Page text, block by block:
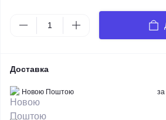
Доставка
Новою Поштою